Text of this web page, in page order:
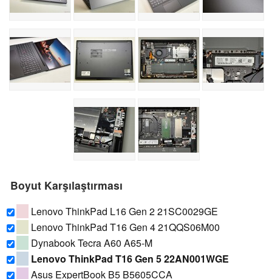
Boyut Karşılaştırması
Lenovo ThinkPad L16 Gen 2 21SC0029GE
Lenovo ThinkPad T16 Gen 4 21QQS06M00
Dynabook Tecra A60 A65-M
Lenovo ThinkPad T16 Gen 5 22AN001WGE
Asus ExpertBook B5 B5605CCA